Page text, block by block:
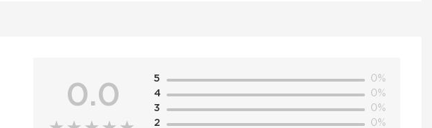
0.0
5
0%
4
0%
3
0%
2
0%